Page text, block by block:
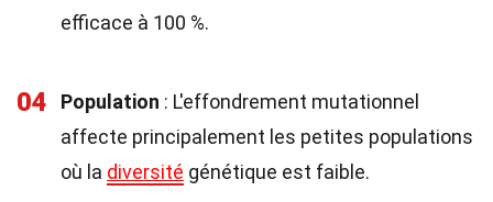
efficace à 100 %.
04 Population : L'effondrement mutationnel
affecte principalement les petites populations
où la diversité génétique est faible.